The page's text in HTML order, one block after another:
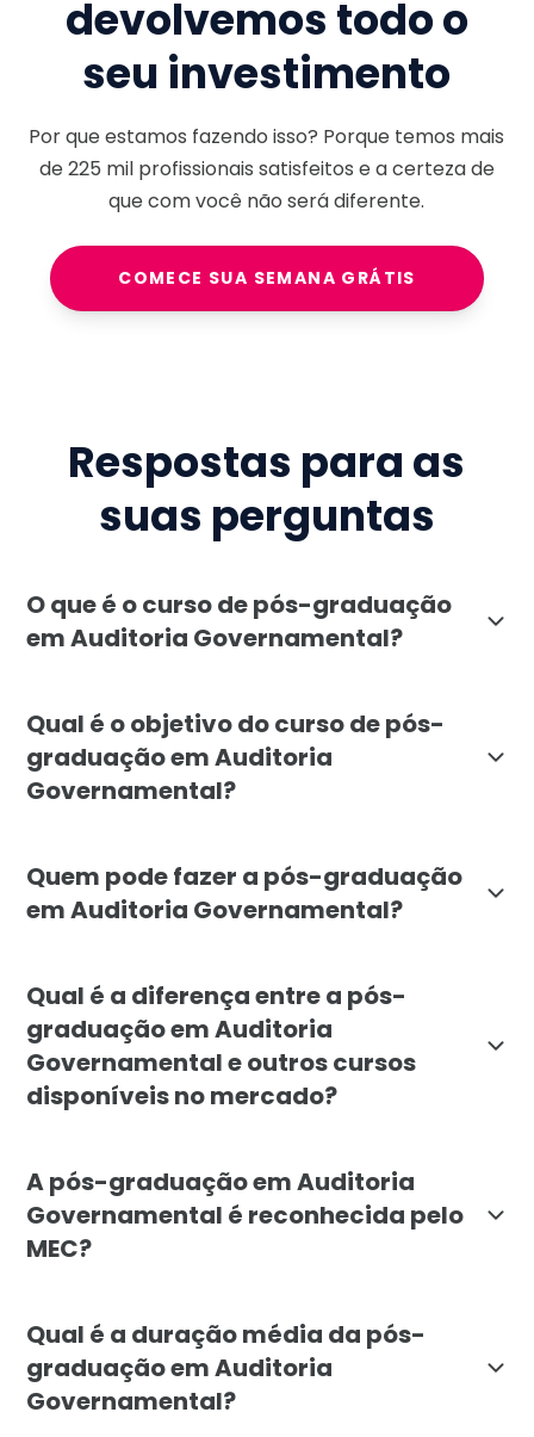
devolvemos todo o
seu investimento
Por que estamos fazendo isso? Porque temos mais
de225 milprofissionais satisfeitos e a certeza de
que com você não será diferente.
COMECE SUA SEMANA GRÁTIS
Respostas para as
suas perguntas
O que é o curso de pós-graduação
em Auditoria Governamental?
Qual é o objetivo do curso de pós-
graduação em Auditoria
Governamental?
Quem pode fazer a pós-graduação
em Auditoria Governamental?
Qual é a diferença entre a pós-
graduação em Auditoria
Governamental e outros cursos
disponíveis no mercado?
A pós-graduação em Auditoria
Governamental é reconhecida pelo
MEC?
Qual é a duração média da pós-
graduação em Auditoria
Governamental?